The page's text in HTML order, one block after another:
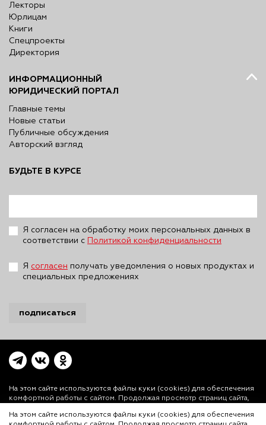
Лекторы
Юрлицам
Книги
Спецпроекты
Директория
ИНФОРМАЦИОННЫЙ
ЮРИДИЧЕСКИЙ ПОРТАЛ
Главные темы
Новые статьи
Публичные обсуждения
Авторский взгляд
БУДЬТЕ В КУРСЕ
Я согласен на обработку моих персональных данных в
соответствии с
Политикой конфиденциальности
Я согласен получать уведомления о новых продуктах и
специальных предложениях
подписаться
На этом сайте используются файлы куки (cookies) для обеспечения
комфортной работы с сайтом. Продолжая просмотр страниц сайта,
использование файлов куки. Более подробная информация
На этом сайте используются файлы куки (cookies) для обеспечения